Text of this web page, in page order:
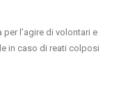
l’agire di volontari e
in caso di reati colposi